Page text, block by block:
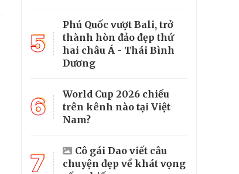
5
Phú Quốc vượt Bali, trở
thành hòn đảo đẹp thứ
hai châu Á - Thái Bình
Dương
6
World Cup 2026 chiếu
trên kênh nào tại Việt
Nam?
7
Cô gái Dao viết câu
chuyện đẹp về khát vọng